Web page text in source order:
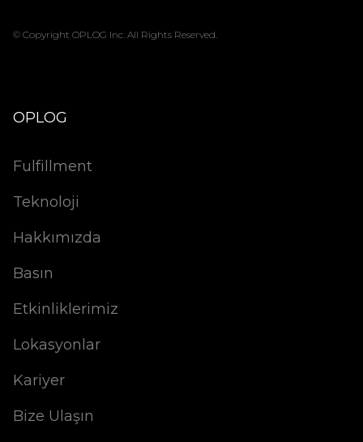
© Copyright OPLOG Inc. All Rights Reserved.
OPLOG
Fulfillment
Teknoloji
Hakkımızda
Basın
Etkinliklerimiz
Lokasyonlar
Kariyer
Bize Ulaşın